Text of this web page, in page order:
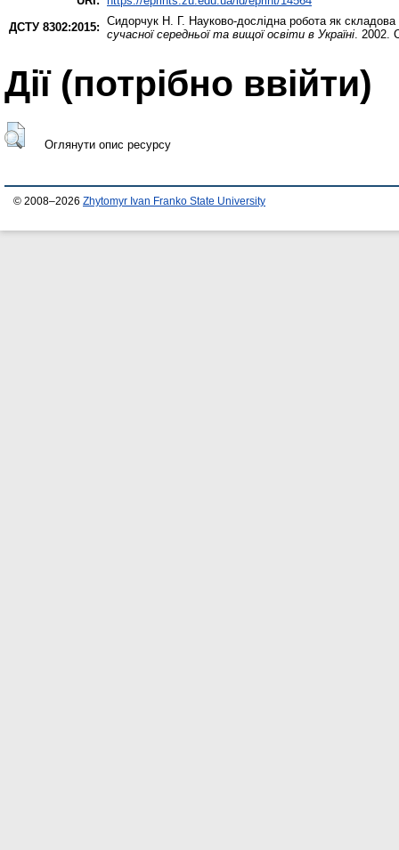
ДСТУ 8302:2015: Сидорчук Н. Г. Науково-дослідна робота як
сучасної середньої та вищої освіти в Україні. 2002.
Дії ​​(потрібно ввійти)
Оглянути опис ресурсу
© 2008–2026 Zhytomyr Ivan Franko State University